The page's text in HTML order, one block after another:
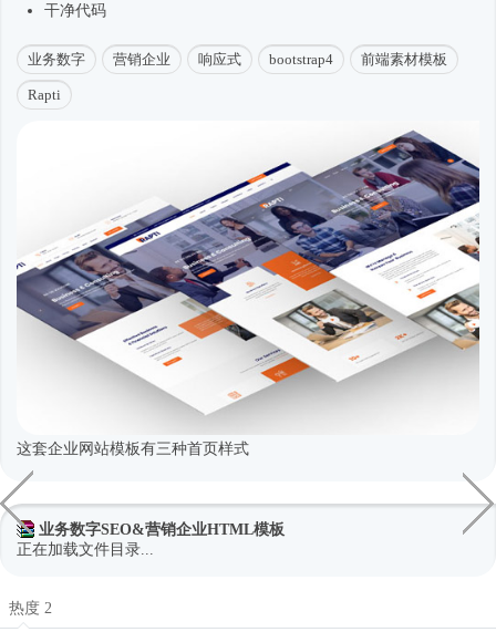
干净代码
业务数字 营销企业 响应式 bootstrap4 前端素材模板
Rapti
这套企业网站模板有三种首页样式
业务数字SEO&营销企业HTML模板
正在加载文件目录...
热度 2